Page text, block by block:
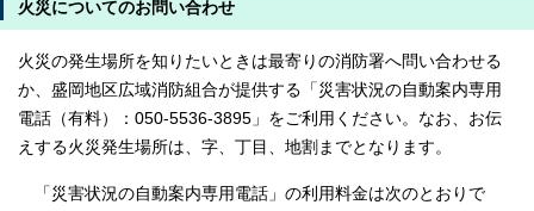
火災についてのお問い合わせ
火災の発生場所を知りたいときは最寄りの消防署へ問い合わせる
か、盛岡地区広域消防組合が提供する「災害状況の自動案内専用
電話（有料）：050-5536-3895」をご利用ください。なお、お伝
えする火災発生場所は、字、丁目、地割までとなります。
「災害状況の自動案内専用電話」の利用料金は次のとおりで